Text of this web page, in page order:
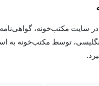
درک کنید.
سایت مکتب‌خونه، گواهی‌نامه
توسط مکتب‌خونه به